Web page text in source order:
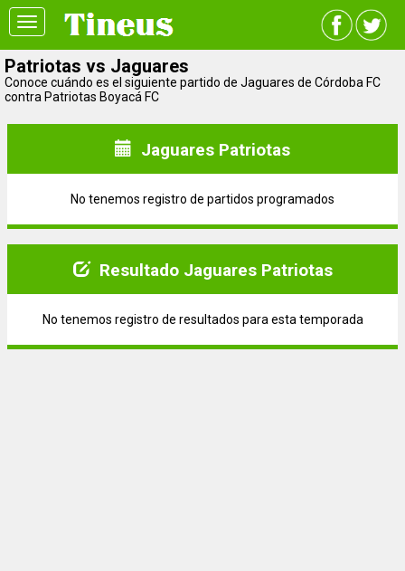
Toggle
navigation
Patriotas vs Jaguares
Conoce cuándo es el siguiente partido de Jaguares de Córdoba FC
contra Patriotas Boyacá FC
Jaguares Patriotas
No tenemos registro de partidos programados
Resultado Jaguares Patriotas
No tenemos registro de resultados para esta temporada